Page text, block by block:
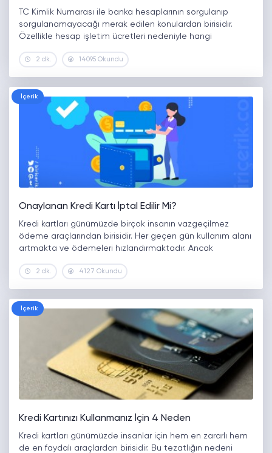
TC Kimlik Numarası ile banka hesaplarının sorgulanıp
sorgulanamayacağı merak edilen konulardan birisidir.
Özellikle hesap işletim ücretleri nedeniyle hangi
gerekmektedir. Peki, banka hesabı sorgulaması nasıl
2 dk. 14095 Okundu
İçerik
Onaylanan Kredi Kartı İptal Edilir Mi?
Kredi kartları günümüzde birçok insanın vazgeçilmez
ödeme araçlarından birisidir. Her geçen gün kullanım alanı
artmakta ve ödemeleri hızlandırmaktadır. Ancak
Özellikle yoğun kullanımında ve gelirin üzerindeki
2 dk. 4127 Okundu
İçerik
Kredi Kartınızı Kullanmanız İçin 4 Neden
Kredi kartları günümüzde insanlar için hem en zararlı hem
de en faydalı araçlardan birisidir. Bu tezatlığın nedeni